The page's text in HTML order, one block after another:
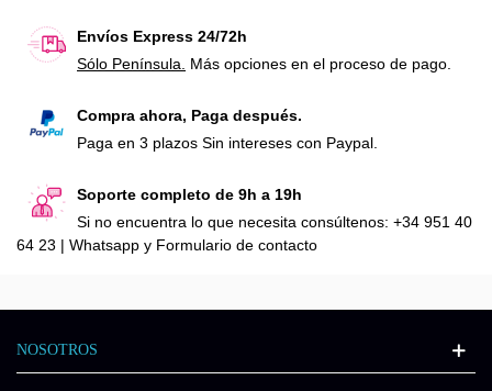
Envíos Express 24/72h
Sólo Península. Más opciones en el proceso de pago.
Compra ahora, Paga después.
Paga en 3 plazos Sin intereses con Paypal.
Soporte completo de 9h a 19h
Si no encuentra lo que necesita consúltenos: +34 951 40
64 23 | Whatsapp y Formulario de contacto
NOSOTROS